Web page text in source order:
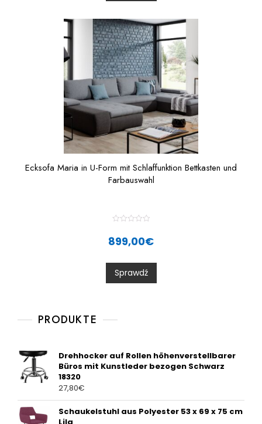
t
5
Ecksofa Maria in U-Form mit Schlaffunktion Bettkasten und
Farbauswahl
a
t
0
o
u
t
899,00€
Sprawdź
PRODUKTE
Drehhocker auf Rollen höhenverstellbarer
Büros mit Kunstleder bezogen Schwarz
18320
27,80€
Schaukelstuhl aus Polyester 53 x 69 x 75 cm